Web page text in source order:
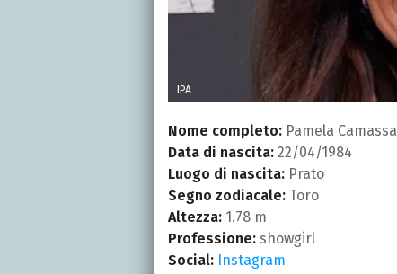
IPA
Nome completo: Pamela Camassa
Data di nascita: 22/04/1984
Luogo di nascita: Prato
Segno zodiacale: Toro
Altezza: 1.78 m
Professione: showgirl
Social: Instagram